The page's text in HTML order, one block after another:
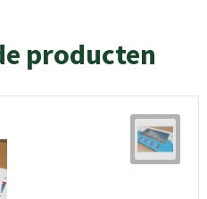
producten